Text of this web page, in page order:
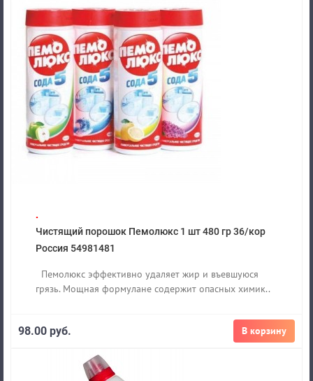
.
Чистящий порошок Пемолюкс 1 шт 480 гр 36/кор
Россия 54981481
Пемолюкс эффективно удаляет жир и въевшуюся
грязь. Мощная формулане содержит опасных химик..
В корзину
98.00 руб.